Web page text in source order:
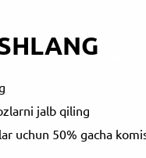
jalb qiling
uchun 50% gacha